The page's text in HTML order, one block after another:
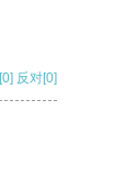
[0] 反对[0]